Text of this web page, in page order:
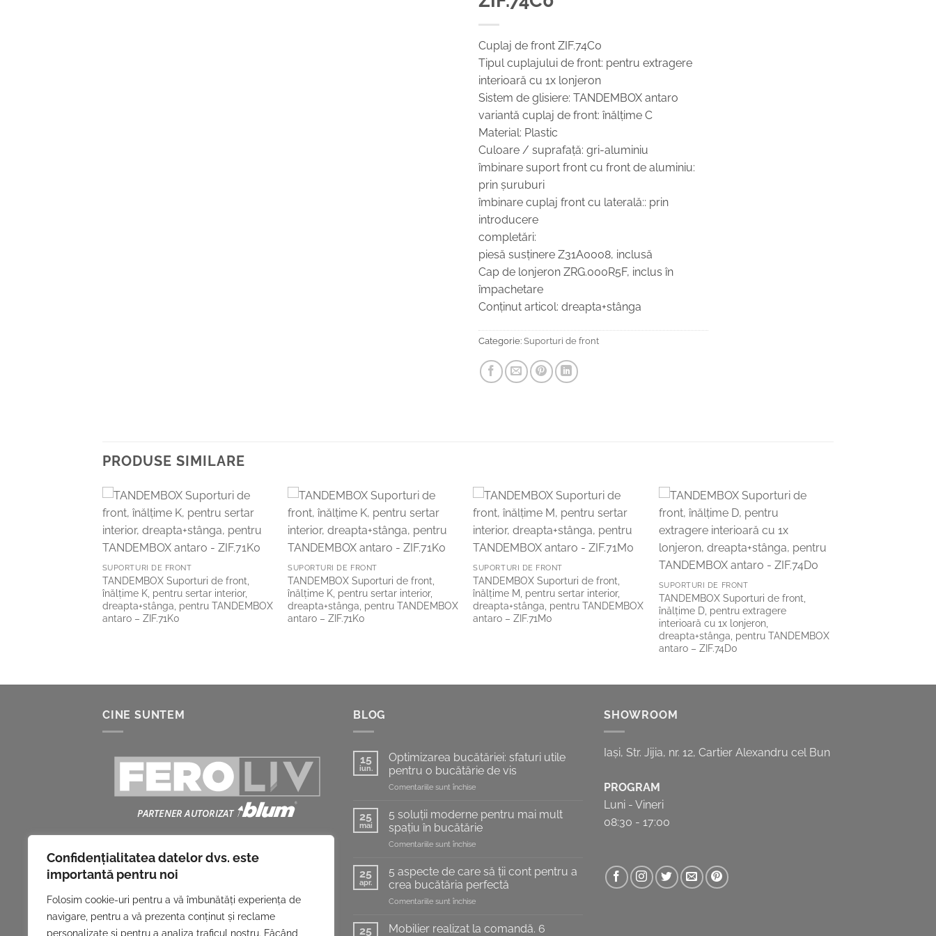
Confidențialitatea datelor dvs. este
importantă pentru noi
Folosim cookie-uri pentru a vă îmbunătăți experiența de
navigare, pentru a vă prezenta conținut și reclame
personalizate și pentru a analiza traficul nostru. Făcând
Cuplaj de front ZIF.74C0
Tipul cuplajului de front: pentru extragere
interioară cu 1x lonjeron
Sistem de glisiere: TANDEMBOX antaro
variantă cuplaj de front: înălţime C
Material: Plastic
Culoare / suprafaţă: gri-aluminiu
îmbinare suport front cu front de aluminiu:
prin şuruburi
îmbinare cuplaj front cu laterală:: prin
introducere
completări:
piesă susţinere Z31A0008, inclusă
Cap de lonjeron ZRG.000R5F, inclus în
împachetare
Conţinut articol: dreapta+stânga
Categorie: Suporturi de front
PRODUSE SIMILARE
Add to
Wishlist
SUPORTURI DE FRONT
TANDEMBOX Suporturi de front,
înălţime K, pentru sertar interior,
dreapta+stânga, pentru TANDEMBOX
antaro – ZIF.71K0
Add to
Wishlist
SUPORTURI DE FRONT
TANDEMBOX Suporturi de front,
înălţime K, pentru sertar interior,
dreapta+stânga, pentru TANDEMBOX
antaro – ZIF.71K0
Add to
Wishlist
SUPORTURI DE FRONT
TANDEMBOX Suporturi de front,
înălţime M, pentru sertar interior,
dreapta+stânga, pentru TANDEMBOX
antaro – ZIF.71M0
SUPORTURI DE FRONT
TANDEMBOX Suporturi de front,
înălţime D, pentru extragere
interioară cu 1x lonjeron,
dreapta+stânga, pentru TANDEMBOX
antaro – ZIF.74D0
CINE SUNTEM
Suntem partener autorizat BLUM și
comercializăm sisteme pentru uşi culisante,
pentru mobilă, accesorii pentru dressing.
BLOG
15
iun.
Optimizarea bucătăriei: sfaturi utile
pentru o bucătărie de vis
Comentariile sunt închisepentru
bucătăriei:
sfaturi
utile
pentru
bucătărie
de
25
mai
5 soluții moderne pentru mai mult
spațiu în bucătărie
Comentariile sunt închisepentru
soluții
moderne
pentru
mai
spațiu
25
apr.
5 aspecte de care să ții cont pentru a
crea bucătăria perfectă
Comentariile sunt închisepentru
aspecte
25
Mobilier realizat la comandă. 6
SHOWROOM
Iași, Str. Jijia, nr. 12, Cartier Alexandru cel Bun
PROGRAM
Luni - Vineri
08:30 - 17:00